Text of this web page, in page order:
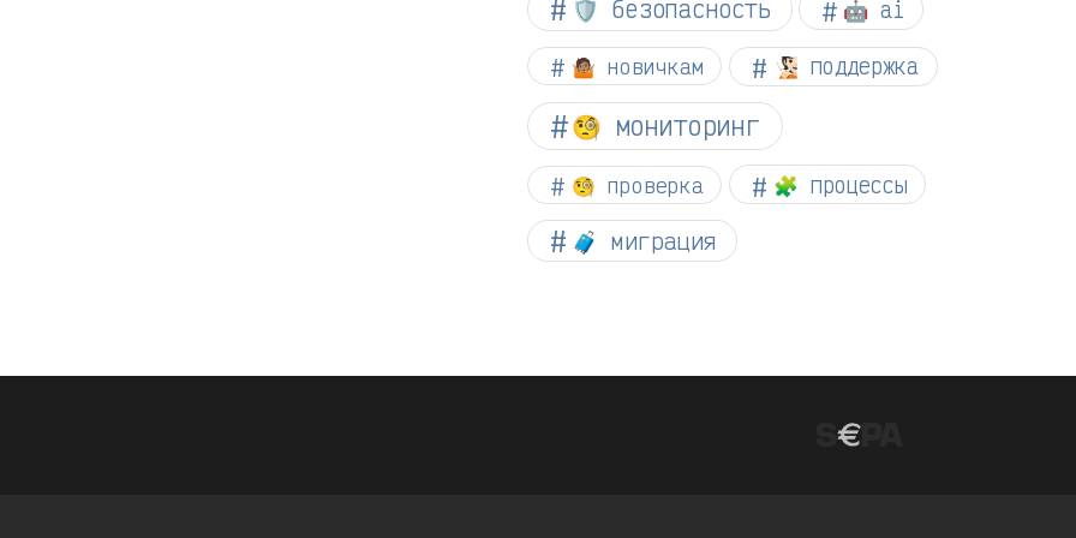
🛡️ безопасность 🤖 ai
🤷🏽 новичкам 🧏🏻 поддержка
🧐 мониторинг
🧐 проверка 🧩 процессы
🧳 миграция